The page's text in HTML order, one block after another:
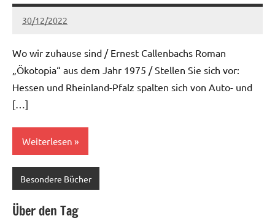
30/12/2022
Ria
Keine
Wo wir zuhause sind / Ernest Callenbachs Roman
„Ökotopia“ aus dem Jahr 1975 / Stellen Sie sich vor:
Hessen und Rheinland-Pfalz spalten sich von Auto- und
[…]
Weiterlesen
Besondere Bücher
Über den Tag